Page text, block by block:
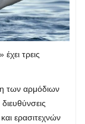
» έχει τρεις
των αρμόδιων
ερασιτεχνών